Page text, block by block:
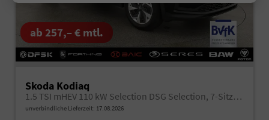
ab 257,– € mtl.
Skoda Kodiaq
1.5 TSI mHEV 110 kW Selection DSG Selection, 7-Sitzer, AHK, Navi, Side, Kamera, Winter, 4 J.- Garantie
unverbindliche Lieferzeit: 17.08.2026